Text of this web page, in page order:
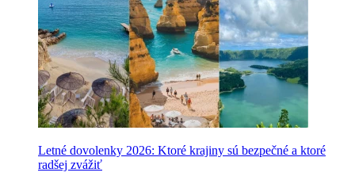
Letné dovolenky 2026: Ktoré krajiny sú bezpečné a ktoré
radšej zvážiť